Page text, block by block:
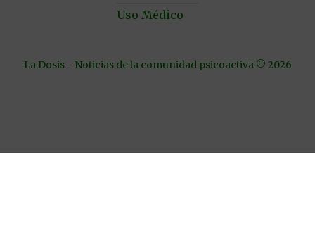
Uso Médico
La Dosis - Noticias de la comunidad psicoactiva © 2026